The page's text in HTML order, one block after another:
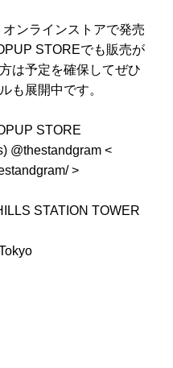
ンラインストアで発売
STOREでも販売が
は予定を確保してぜひ
も展開中です。
STORE
@thestandgram <
>
STATION TOWER